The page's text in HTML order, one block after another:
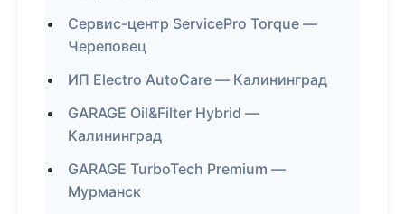
Сервис-центр ServicePro Torque —
Череповец
ИП Electro AutoCare — Калининград
GARAGE Oil&Filter Hybrid —
Калининград
GARAGE TurboTech Premium —
Мурманск